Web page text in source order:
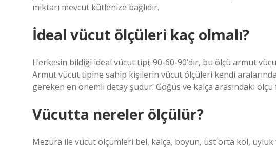
miktarı mevcut kütlenize bağlıdır.
İdeal vücut ölçüleri kaç olmalı?
Herkesin bildiği ideal vücut tipi; 90-60-90’dır, bu ölçü armut
Armut vücut tipine sahip kişilerin vücut ölçüleri kendi
gereken en önemli detay şudur: Göğüs ve kalça arasındaki ölçü
Vücutta nereler ölçülür?
Mezura ile vücut ölçümleri bel, kalça, boyun, üst orta kol,